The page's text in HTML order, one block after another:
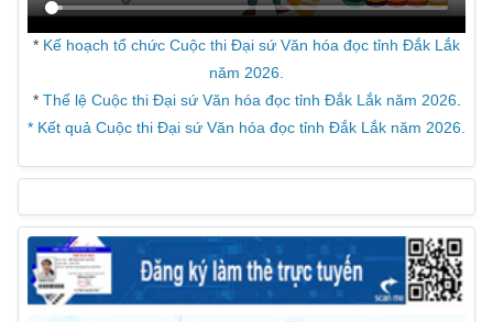
* Kế hoạch tổ chức Cuộc thi Đại sứ Văn hóa đọc tỉnh Đắk Lắk
năm 2026.
* Thể lệ Cuộc thi Đại sứ Văn hóa đọc tỉnh Đắk Lắk năm 2026.
* Kết quả Cuộc thi Đại sứ Văn hóa đọc tỉnh Đắk Lắk năm 2026.